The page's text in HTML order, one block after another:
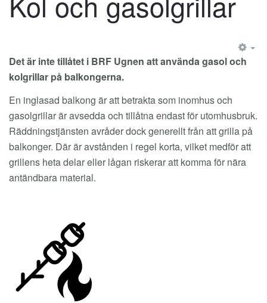
Det är inte tillåtet i BRF Ugnen att använda gasol och
kolgrillar på balkongerna.
En inglasad balkong är att betrakta som inomhus och
gasolgrillar är avsedda och tillåtna endast för utomhusbruk.
Räddningstjänsten avråder dock generellt från att grilla på
balkonger. Där är avstånden i regel korta, vilket medför att
grillens heta delar eller lågan riskerar att komma för nära
antändbara material.